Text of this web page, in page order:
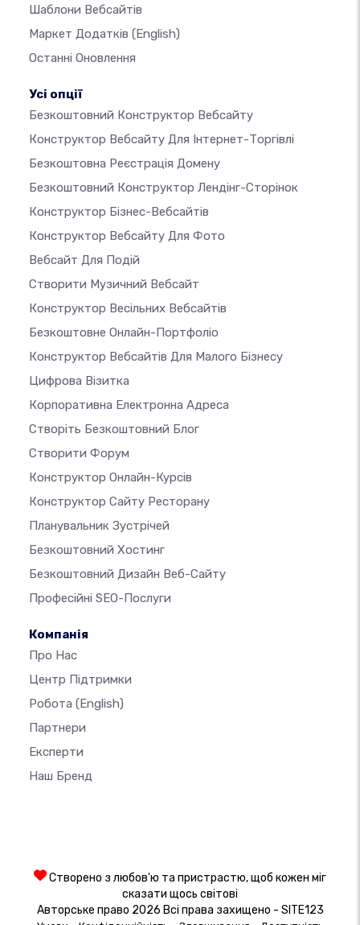
Шаблони Вебсайтів
Маркет Додатків (English)
Останні Оновлення
Усі опції
Безкоштовний Конструктор Вебсайту
Конструктор Вебсайту Для Інтернет-Торгівлі
Безкоштовна Реєстрація Домену
Безкоштовний Конструктор Лендінг-Сторінок
Конструктор Бізнес-Вебсайтів
Конструктор Вебсайту Для Фото
Вебсайт Для Подій
Створити Музичний Вебсайт
Конструктор Весільних Вебсайтів
Безкоштовне Онлайн-Портфоліо
Конструктор Вебсайтів Для Малого Бізнесу
Цифрова Візитка
Корпоративна Електронна Адреса
Створіть Безкоштовний Блог
Створити Форум
Конструктор Онлайн-Курсів
Конструктор Сайту Ресторану
Планувальник Зустрічей
Безкоштовний Хостинг
Безкоштовний Дизайн Веб-Сайту
Професійні SEO-Послуги
Компанія
Про Нас
Центр Підтримки
Робота (English)
Партнери
Експерти
Наш Бренд
Створено з любов'ю та пристрастю, щоб кожен міг
сказати щось світові
Авторське право 2026 Всі права захищено - SITE123